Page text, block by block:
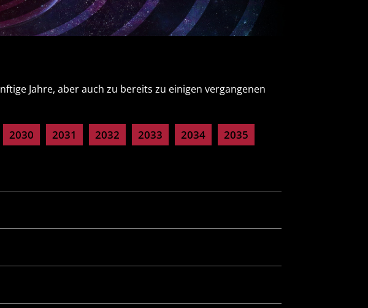
Jahre, aber auch zu bereits zu einigen vergangenen
2030 2031 2032 2033 2034
2035